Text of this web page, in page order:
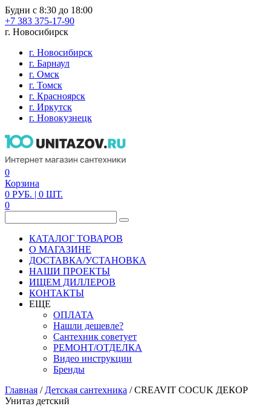
Будни с 8:30 до 18:00
+7 383 375-17-90
г. Новосибирск
г. Новосибирск
г. Барнаул
г. Омск
г. Томск
г. Красноярск
г. Иркутск
г. Новокузнецк
0
Корзина
0 РУБ. | 0 ШТ.
0
КАТАЛОГ ТОВАРОВ
О МАГАЗИНЕ
ДОСТАВКА/УСТАНОВКА
НАШИ ПРОЕКТЫ
ИЩЕМ ДИЛЛЕРОВ
КОНТАКТЫ
ЕЩЕ
ОПЛАТА
Нашли дешевле?
Сантехник советует
РЕМОНТ/ОТДЕЛКА
Видео инструкции
Бренды
Главная / Детская сантехника /CREAVIT COCUK ДЕКОР
Унитаз детский